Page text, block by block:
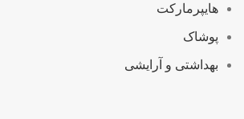
هایپرمارکت
پوشاک
بهداشتی و آرایشی